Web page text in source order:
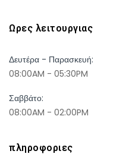
Ωρες λειτουργιας
Δευτέρα - Παρασκευή:
08:00AM - 05:30PM
Σαββάτο:
08:00AM - 02:00PM
πληροφοριες